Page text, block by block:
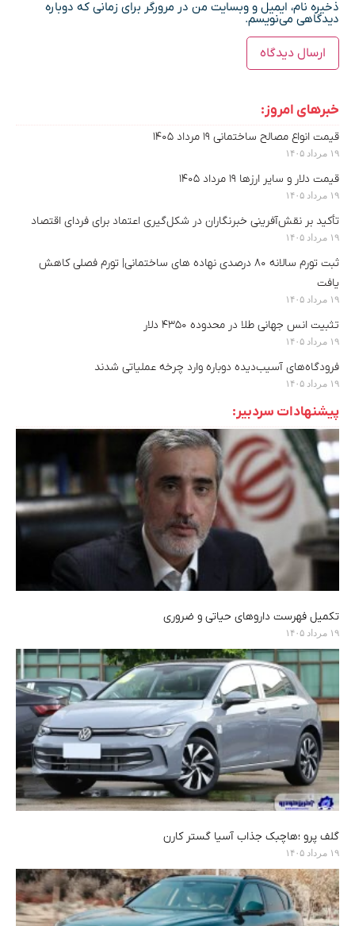
ذخیره نام، ایمیل و وبسایت من در مرورگر برای زمانی که دوباره
دیدگاهی می‌نویسم.
خبرهای امروز:
قیمت انواع مصالح ساختمانی ۱۹ مرداد ۱۴۰۵
۱۹ مرداد ۱۴۰۵
قیمت دلار و سایر ارزها ۱۹ مرداد ۱۴۰۵
۱۹ مرداد ۱۴۰۵
تأکید بر نقش‌آفرینی خبرنگاران در شکل‌گیری اعتماد برای فردای اقتصاد
۱۹ مرداد ۱۴۰۵
ثبت تورم سالانه ۸۰ درصدی نهاده های ساختمانی| تورم فصلی کاهش
یافت
۱۹ مرداد ۱۴۰۵
تثبیت انس جهانی طلا در محدوده ۴۳۵۰ دلار
۱۹ مرداد ۱۴۰۵
فرودگاه‌های آسیب‌دیده دوباره وارد چرخه عملیاتی شدند
۱۹ مرداد ۱۴۰۵
پیشنهادات سردبیر:
تکمیل فهرست داروهای حیاتی و ضروری
۱۹ مرداد ۱۴۰۵
گلف پرو ؛هاچبک جذاب آسیا گستر کارن
۱۹ مرداد ۱۴۰۵